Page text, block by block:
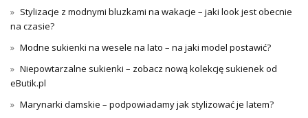
Stylizacje z modnymi bluzkami na wakacje – jaki look jest obecnie
na czasie?
Modne sukienki na wesele na lato – na jaki model postawić?
Niepowtarzalne sukienki – zobacz nową kolekcję sukienek od
eButik.pl
Marynarki damskie – podpowiadamy jak stylizować je latem?